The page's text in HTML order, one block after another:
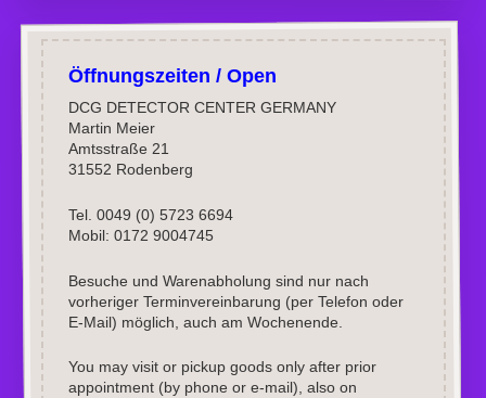
Öffnungszeiten / Open
DCG DETECTOR CENTER GERMANY
Martin Meier
Amtsstraße 21
31552 Rodenberg
Tel. 0049 (0) 5723 6694
Mobil: 0172 9004745
Besuche und Warenabholung sind nur nach
vorheriger Terminvereinbarung (per Telefon oder
E-Mail) möglich, auch am Wochenende.
You may visit or pickup goods only after prior
appointment (by phone or e-mail), also on